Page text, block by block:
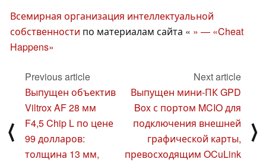
Всемирная организация интеллектуальной
собственности по материалам сайта « » — «Cheat
Happens»
⟨
Previous article
Выпущен объектив
Viltrox AF 28 мм
F4,5 Chip L по цене
99 долларов:
толщина 13 мм,
Next article
Выпущен мини-ПК GPD
Box с портом MCIO для
подключения внешней
графической карты,
превосходящим OCuLink
⟩